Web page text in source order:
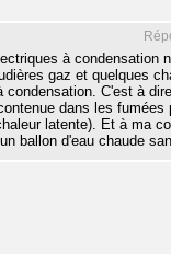
à condensation
gaz et quelques
condensation. C'est à
dans les fumées
latente). Et à ma
ballon d'eau chaude